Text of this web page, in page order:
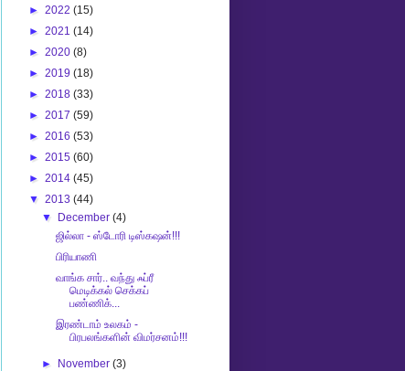
► 2022 (15)
► 2021 (14)
► 2020 (8)
► 2019 (18)
► 2018 (33)
► 2017 (59)
► 2016 (53)
► 2015 (60)
► 2014 (45)
▼ 2013 (44)
▼ December(4)
ஜில்லா - ஸ்டோரி டிஸ்கஷன்!!!
பிரியாணி
வாங்க சார்.. வந்து ஃப்ரீ
மெடிக்கல் செக்கப்
பண்ணிக்...
இரண்டாம் உலகம் -
பிரபலங்களின் விமர்சனம்!!!
► November(3)